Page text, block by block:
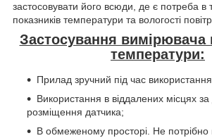
застосовувати його всюди, де є потреба в
показників температури та вологості
Застосування вимірювача
температури:
Прилад зручний під час використання
Використання в віддалених місцях
розміщення датчика;
В обмеженому просторі. Не